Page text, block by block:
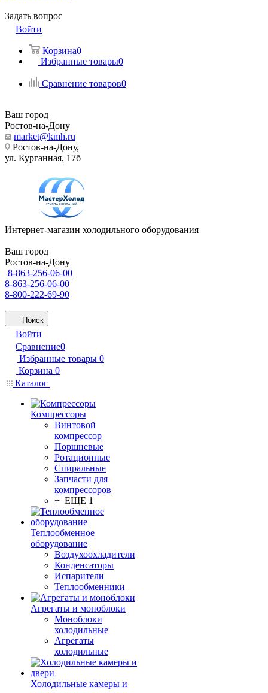
Задать вопрос
Войти
Корзина0
Избранные товары0
Сравнение товаров0
Ваш город
Ростов-на-Дону
market@kmh.ru
Ростов-на-Дону,
ул. Курганная, 17б
Интернет-магазин холодильного оборудования
Ваш город
Ростов-на-Дону
8-863-256-06-00
8-863-256-06-00
8-800-222-69-90
Поиск
Войти
Сравнение0
Избранные товары 0
Корзина 0
Каталог
Компрессоры
Винтовой
компрессор
Поршневые
Ротационные
Спиральные
Запчасти для
компрессоров
+ ЕЩЕ 1
Теплообменное
оборудование
Воздухоохладители
Конденсаторы
Испарители
Теплообменники
Агрегаты и моноблоки
Моноблоки
холодильные
Агрегаты
холодильные
Холодильные камеры и